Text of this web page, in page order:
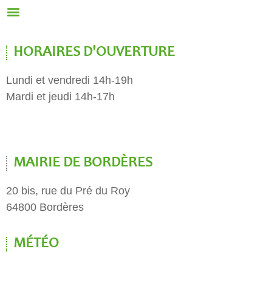
HORAIRES D'OUVERTURE
Lundi et vendredi 14h-19h
Mardi et jeudi 14h-17h
MAIRIE DE BORDÈRES
20 bis, rue du Pré du Roy
64800 Bordères
MÉTÉO